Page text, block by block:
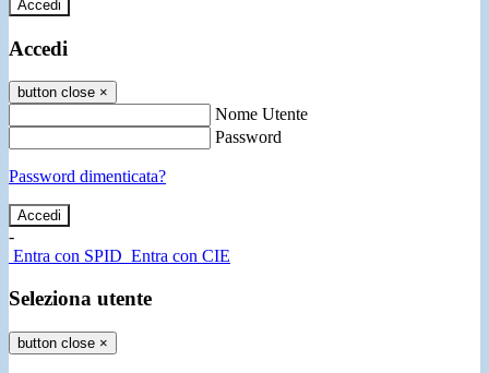
Accedi
Accedi
button close ×
Nome Utente
Password
Password dimenticata?
-
Entra con SPID Entra con CIE
Seleziona utente
button close ×